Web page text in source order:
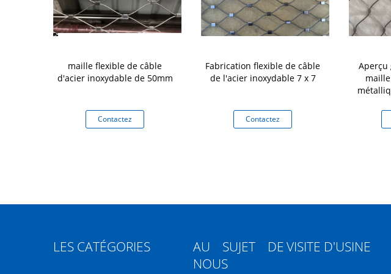
maille flexible de câble
d'acier inoxydable de 50mm
Contactez
Fabrication flexible de câble
de l'acier inoxydable 7 x 7
Contactez
Aperçu
LES CATÉGORIES
AU SUJET DE
NOUS
VISITE D'USINE